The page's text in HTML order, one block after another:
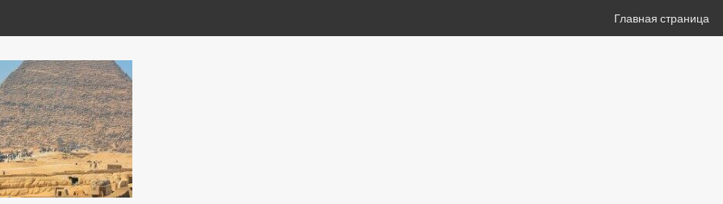
Главная страница